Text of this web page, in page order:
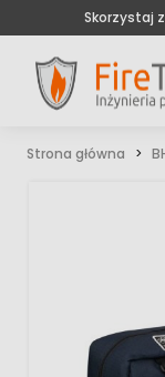
Skorzystaj
Strona główna